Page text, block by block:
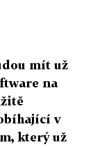
mít už
na
v
který už